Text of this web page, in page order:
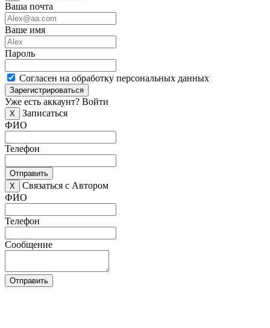
Ваша почта
Ваше имя
Пароль
Согласен на обработку персональных данных
Зарегистрироваться
Уже есть аккаунт? Войти
X
Записаться
ФИО
Телефон
Отправить
X
Связаться с Автором
ФИО
Телефон
Сообщение
Отправить